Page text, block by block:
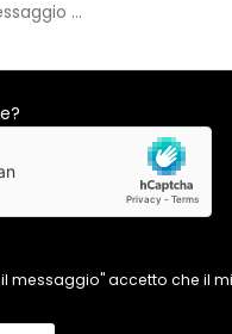
messaggio" accetto che il